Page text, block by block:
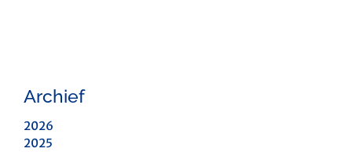
Archief
2026
2025